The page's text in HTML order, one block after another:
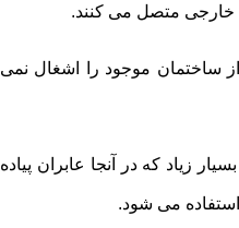
خارجی متصل می کنند.
از ساختمان موجود را اشغال نمی
زیاد که در آنجا عابران پیاده
استفاده می شود.